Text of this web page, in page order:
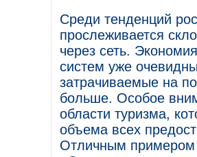
Среди тенденций
прослеживается
через сеть.
систем уже
затрачиваемые на
больше. Особое
области туризма,
объема всех
Отличным примером